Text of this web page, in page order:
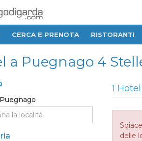
CERCA E PRENOTA RISTORANTI
a Puegnago 4
1
delle